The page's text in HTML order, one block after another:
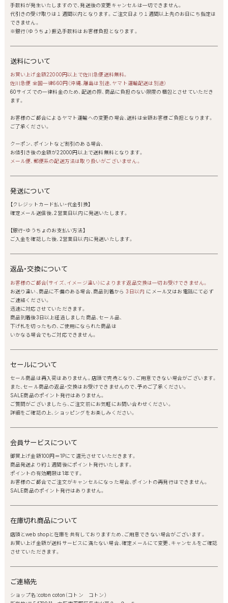
手数料が発生いたしますので、発送後の変更キャンセルは一切できません。
代引きの受け取りは１週間以内となります。ご注文日より１週間以上先のお日にち指定は
できません。
※銀行（ゆうちょ）振込手数料はお客様負担となります。
送料について
お買い上げ金額22000円以上で佐川急便送料無料。
佐川急便 全国一律660円（沖縄、離島は別途、ヤマト運輸配送は別途）
60サイズでの一律料金のため、配送の際、商品に負担のない限度の梱包とさせていただき
ます。
お客様のご都合によるヤマト運輸への変更の場合、送料は全額お客様ご負担となります。
ご了承ください。
クーポン、ポイントなど割引のある場合、
お値引き後の金額が22000円以上で送料無料となります。
メール便、郵便系の配送方法は取り扱いがございません。
発送について
【クレジットカード払い・代金引換】
確定メール送信後、2営業日以内に発送いたします。
【銀行・ゆうちょのお支払い方法】
ご入金を確認した後、2営業日以内に発送いたします。
返品・交換について
お客様のご都合(サイズ、イメージ違い）によります返品交換は一切お受けできません。
お送り違い、商品に不備のある場合、商品到着から3日以内 にメール又はお電話にて必ず
ご連絡ください。
迅速に対応させていただきます。
商品到着後3日以上経過しました商品、セール品、
下げ札を切ったもの、ご使用になられた商品は
いかなる場合でもご対応できません。
セールについて
セール商品は再入荷はありません。店頭で完売となり、ご用意できない場合がございます。
また、セール商品の返品・交換はお受けできませんので、予めご了承ください。
SALE商品のポイント発行はありません。
ご質問がございましたら、ご注文前にお気軽にお問い合わせください。
詳細をご確認の上、ショッピングをお楽しみください。
会員サービスについて
御買上げ金額100円＝1Pにて還元させていただきます。
商品発送より約１週間後にポイント発行いたします。
ポイントの有効期限は1年です。
お客様のご都合でご注文がキャンセルになった場合、ポイントの再発行はできません。
SALE商品のポイント発行はありません。
在庫切れ商品について
店頭とweb shopと在庫を共有しておりますため、ご用意できない場合がございます。
お買い上げ金額が送料サービスに満たない場合、確定メールにて変更、キャンセルをご確認
させていただきます。
ご連絡先
ショップ名：coton coton（コトン コトン）